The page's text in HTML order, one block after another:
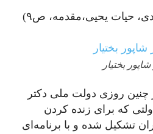
حیات یحیی،مقدمه، ص۹)
بختیار
روزی دولت ملی دکتر
که برای زنده کردن
تشکیل شده و با برنامه‌ای